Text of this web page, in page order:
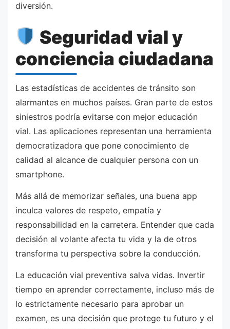
diversión.
Seguridad vial y
conciencia ciudadana
Las estadísticas de accidentes de tránsito son
alarmantes en muchos países. Gran parte de estos
siniestros podría evitarse con mejor educación
vial. Las aplicaciones representan una herramienta
democratizadora que pone conocimiento de
calidad al alcance de cualquier persona con un
smartphone.
Más allá de memorizar señales, una buena app
inculca valores de respeto, empatía y
responsabilidad en la carretera. Entender que cada
decisión al volante afecta tu vida y la de otros
transforma tu perspectiva sobre la conducción.
La educación vial preventiva salva vidas. Invertir
tiempo en aprender correctamente, incluso más de
lo estrictamente necesario para aprobar un
examen, es una decisión que protege tu futuro y el